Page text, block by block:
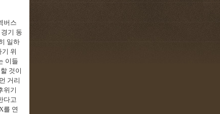
버스
기 동
일하
위
이들
것이
거리
위기
다고
를 연